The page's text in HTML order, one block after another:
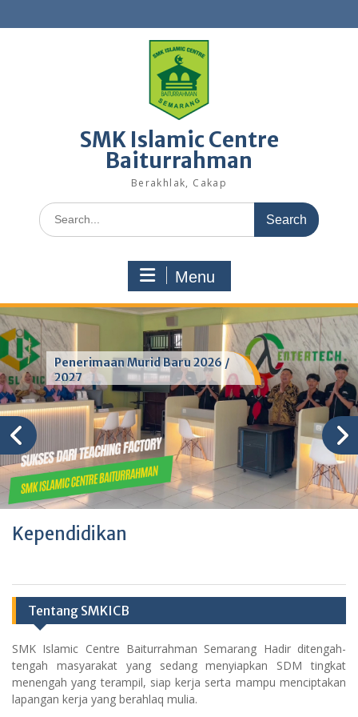
to
SMK Islamic Centre
Baiturrahman
Berakhlak, Cakap
Search
for:
Menu
Penerimaan Murid Baru 2026 /
2027
Kependidikan
Tentang SMKICB
SMK Islamic Centre Baiturrahman Semarang Hadir ditengah-
tengah masyarakat yang sedang menyiapkan SDM tingkat
menengah yang terampil, siap kerja serta mampu menciptakan
lapangan kerja yang berahlaq mulia.